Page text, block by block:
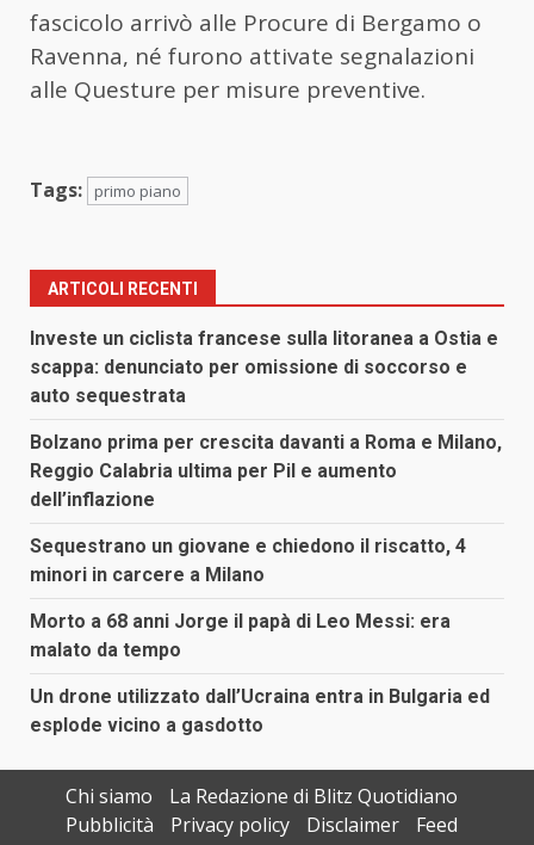
fascicolo arrivò alle Procure di Bergamo o
Ravenna, né furono attivate segnalazioni
alle Questure per misure preventive.
Tags: primo piano
ARTICOLI RECENTI
Investe un ciclista francese sulla litoranea a Ostia e
scappa: denunciato per omissione di soccorso e
auto sequestrata
Bolzano prima per crescita davanti a Roma e Milano,
Reggio Calabria ultima per Pil e aumento
dell’inflazione
Sequestrano un giovane e chiedono il riscatto, 4
minori in carcere a Milano
Morto a 68 anni Jorge il papà di Leo Messi: era
malato da tempo
Un drone utilizzato dall’Ucraina entra in Bulgaria ed
esplode vicino a gasdotto
Chi siamo
La Redazione di Blitz Quotidiano
Pubblicità
Privacy policy Disclaimer Feed